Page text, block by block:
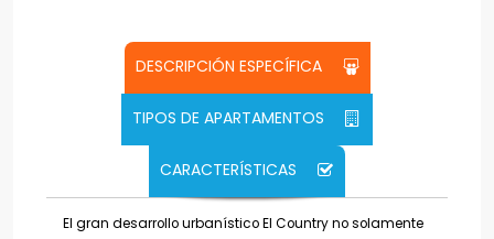
DESCRIPCIÓN ESPECÍFICA
TIPOS DE APARTAMENTOS
CARACTERÍSTICAS
El gran desarrollo urbanístico El Country no solamente